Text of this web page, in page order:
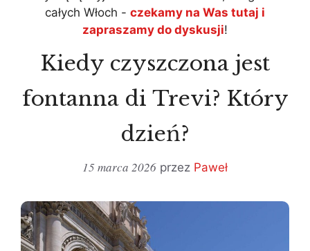
całych Włoch - czekamy na Was tutaj i
zapraszamy do dyskusji!
Kiedy czyszczona jest
fontanna di Trevi? Który
dzień?
15 marca 2026 przez Paweł